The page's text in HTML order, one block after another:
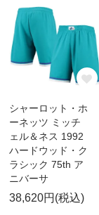
シャーロット・ホ
ーネッツ ミッチ
ェル＆ネス 1992
ハードウッド・ク
ラシック 75th ア
ニバーサ
38,620円(税込)